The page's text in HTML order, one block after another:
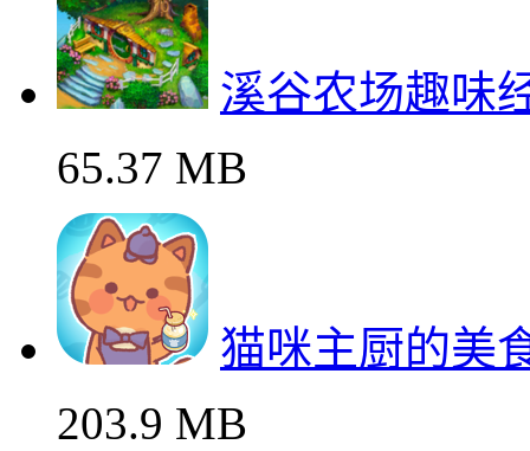
溪谷农场趣味
65.37 MB
猫咪主厨的美
203.9 MB